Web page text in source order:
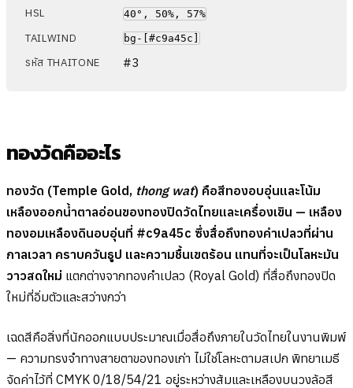
HSL 40°, 50%, 57%
TAILWIND bg-[#c9a45c]
รหัส THAITONE #3
ทองวัดคืออะไร
ทองวัด (Temple Gold, thong wat) คือสีทองอบอุ่นและโน้ม
เหลืองออกน้ำตาลอ่อนของทองปิดวัดไทยและเครื่องเขิน — เหลือง
ทองอมเหลืองดินอบอุ่นที่ #c9a45c ซึ่งสื่อถึงทองคำเปลวที่ผ่าน
กาลเวลา คราบควันธูป และความชื้นเขตร้อน แทนที่จะเป็นโลหะมัน
วาวสดใหม่ แตกต่างจากทองคำเปลว (Royal Gold) ที่สื่อถึงทองปิด
ใหม่ที่อิ่มตัวและสว่างกว่า
เฉดสีคือสิ่งที่นักออกแบบประมาณเมื่อสื่อถึงภายในวัดไทยในงานพิมพ์
— ความทรงจำทางสายตาของทองเก่า ไม่ใช่โลหะตามสเปก พิทยาเมธี
จัดค่าไว้ที่ CMYK 0/18/54/21 อยู่ระหว่างส้มและเหลืองบนวงล้อสี